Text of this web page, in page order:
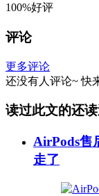
100%好评
评论
更多评论
还没有人评论~ 快
读过此文的还
AirPods售
走了